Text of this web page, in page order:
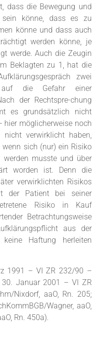
dass die Bewegung und
sein könne, dass es zu
könne und dass auch
werden könne, je
werde. Auch die Zeugin
Beklagten zu 1, hat die
zwei
die Gefahr einer
der Rechtspre-chung
es grundsätzlich nicht
hier möglicherweise noch
verwirklicht haben,
sich (nur) ein Risiko
musste und über
worden ist. Denn die
verwirklichten Risikos
der Patient bei seiner
Risiko in Kauf
Betrachtungsweise
aus der
Haftung herleiten
1991 – VI ZR 232/90 –
Januar 2001 – VI ZR
Nixdorf, aaO, Rn. 205;
Wagner, aaO,
Rn. 450a).